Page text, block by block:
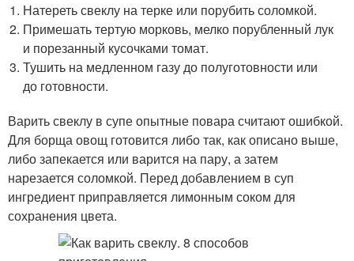
Натереть свеклу на терке или порубить соломкой.
Примешать тертую морковь, мелко порубленный лук
и порезанный кусочками томат.
Тушить на медленном газу до полуготовности или
до готовности.
Варить свеклу в супе опытные повара считают ошибкой.
Для борща овощ готовится либо так, как описано выше,
либо запекается или варится на пару, а затем
нарезается соломкой. Перед добавлением в суп
ингредиент приправляется лимонным соком для
сохранения цвета.